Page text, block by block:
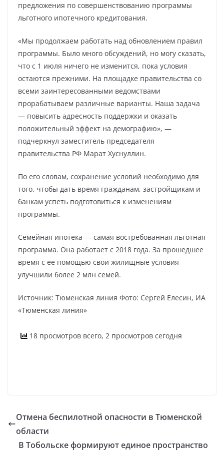
предложения по совершенствованию программы
льготного ипотечного кредитования.
«Мы продолжаем работать над обновлением правил
программы. Было много обсуждений, но могу сказать,
что с 1 июля ничего не изменится, пока условия
остаются прежними. На площадке правительства со
всеми заинтересованными ведомствами
прорабатываем различные варианты. Наша задача
— повысить адресность поддержки и оказать
положительный эффект на демографию», —
подчеркнул заместитель председателя
правительства РФ Марат Хуснуллин.
По его словам, сохранение условий необходимо для
того, чтобы дать время гражданам, застройщикам и
банкам успеть подготовиться к изменениям
программы.
Семейная ипотека — самая востребованная льготная
программа. Она работает с 2018 года. За прошедшее
время с ее помощью свои жилищные условия
улучшили более 2 млн семей.
Источник: Тюменская линия Фото: Сергей Елесин, ИА
«Тюменская линия»
18 просмотров всего, 2 просмотров сегодня
Отмена беспилотной опасности в Тюменской
области
В Тобольске формируют единое пространство